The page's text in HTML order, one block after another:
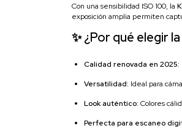
Con una sensibilidad ISO 100, la
exposición amplia permiten
✨ ¿Por qué elegir
Calidad renovada en 2025:
Versatilidad: Ideal para
Look auténtico: Colores
Perfecta para escaneo